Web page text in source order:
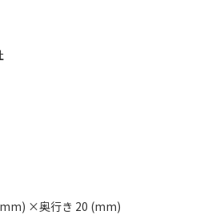
×奥行き 20 (mm)